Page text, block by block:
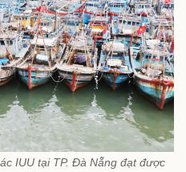
IUU tại TP. Đà Nẵng đạt được